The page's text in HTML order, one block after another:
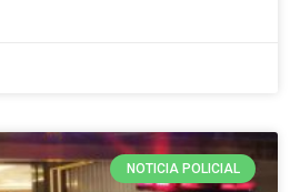
NOTICIA POLICIAL